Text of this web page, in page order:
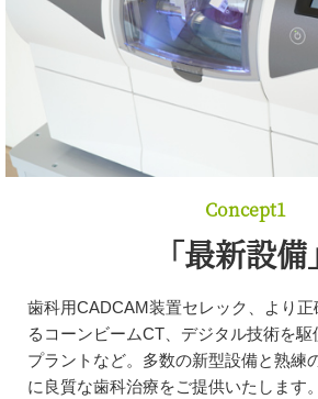
Concept1
「最新設備」
歯科用CADCAM装置セレック、より
るコーンビームCT、デジタル技術を
プラントなど。多数の新型設備と熟練
に良質な歯科治療をご提供いたします。